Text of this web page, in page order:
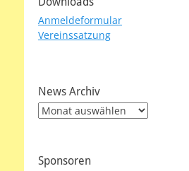
Anmeldeformular
Vereinssatzung
News Archiv
News
Sponsoren